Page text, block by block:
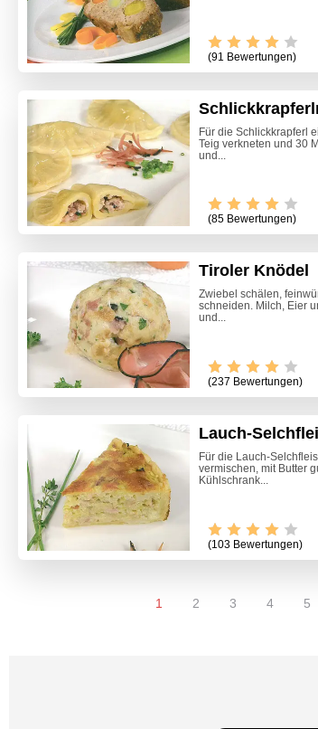
(91 Bewertungen)
Für die Schlickkrapferl
Teig verkneten und 30
und...
(85 Bewertungen)
Tiroler Knödel
Zwiebel schälen,
schneiden. Milch, Eier
und...
(237 Bewertungen)
Lauch-
Für die Lauch-
vermischen, mit Butter
Kühlschrank...
(103 Bewertungen)
1 2 3 4 5